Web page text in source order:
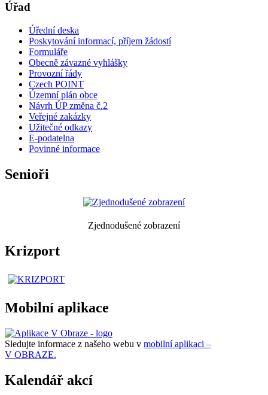
Úřad
Úřední deska
Poskytování informací, příjem žádostí
Formuláře
Obecně závazné vyhlášky
Provozní řády
Czech POINT
Územní plán obce
Návrh ÚP změna č.2
Veřejné zakázky
Užitečné odkazy
E-podatelna
Povinné informace
Senioři
Zjednodušené zobrazení
Krizport
Mobilní aplikace
Sledujte informace z našeho webu v mobilní aplikaci –
V OBRAZE.
Kalendář akcí